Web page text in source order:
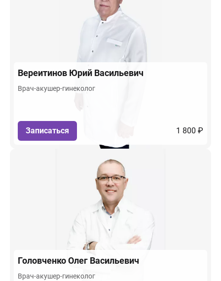
Вереитинов Юрий Васильевич
Врач-акушер-гинеколог
Записаться 1 800 ₽
ГоловченкоОлег Васильевич
Врач-акушер-гинеколог